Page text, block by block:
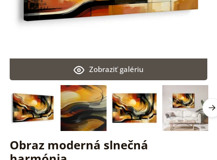
Obraz moderná slnečná
Zobraziť galériu